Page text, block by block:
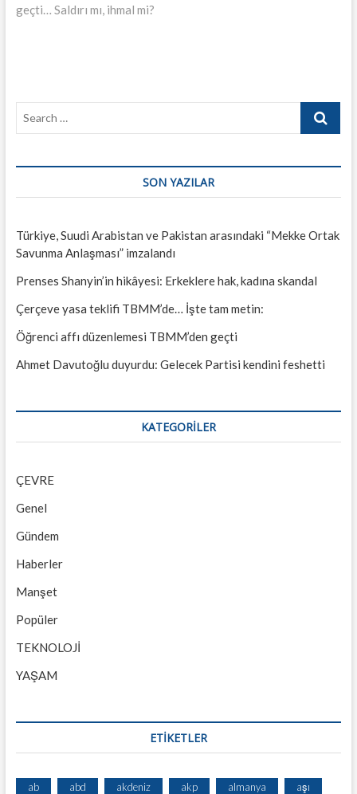
geçti… Saldırı mı, ihmal mi?
Search
SON YAZILAR
Türkiye, Suudi Arabistan ve Pakistan arasındaki “Mekke Ortak
Savunma Anlaşması” imzalandı
Prenses Shanyin’in hikâyesi: Erkeklere hak, kadına skandal
Çerçeve yasa teklifi TBMM’de… İşte tam metin:
Öğrenci affı düzenlemesi TBMM’den geçti
Ahmet Davutoğlu duyurdu: Gelecek Partisi kendini feshetti
KATEGORILER
ÇEVRE
Genel
Gündem
Haberler
Manşet
Popüler
TEKNOLOJİ
YAŞAM
ETİKETLER
ab abd akdeniz akp almanya aşı